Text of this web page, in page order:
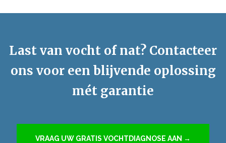
Last van vocht of nat? Contacteer
ons voor een blijvende oplossing
mét garantie
VRAAG UW GRATIS VOCHTDIAGNOSE AAN →